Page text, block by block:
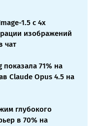
1.5 с 4x
изображений
чат
71% на
Claude Opus 4.5 на
глубокого
в 70% на